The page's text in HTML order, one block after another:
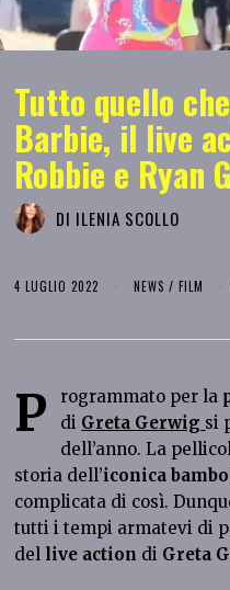
Tutto quello
Barbie, il live
Robbie e Ryan
DI ILENIA SCOLLO
4 LUGLIO 2022 NEWS / FILM
P rogrammato per la
di Greta Gerwig si
dell’anno. La
storia dell’iconica
complicata di così.
tutti i tempi armatevi di
del live action di Greta